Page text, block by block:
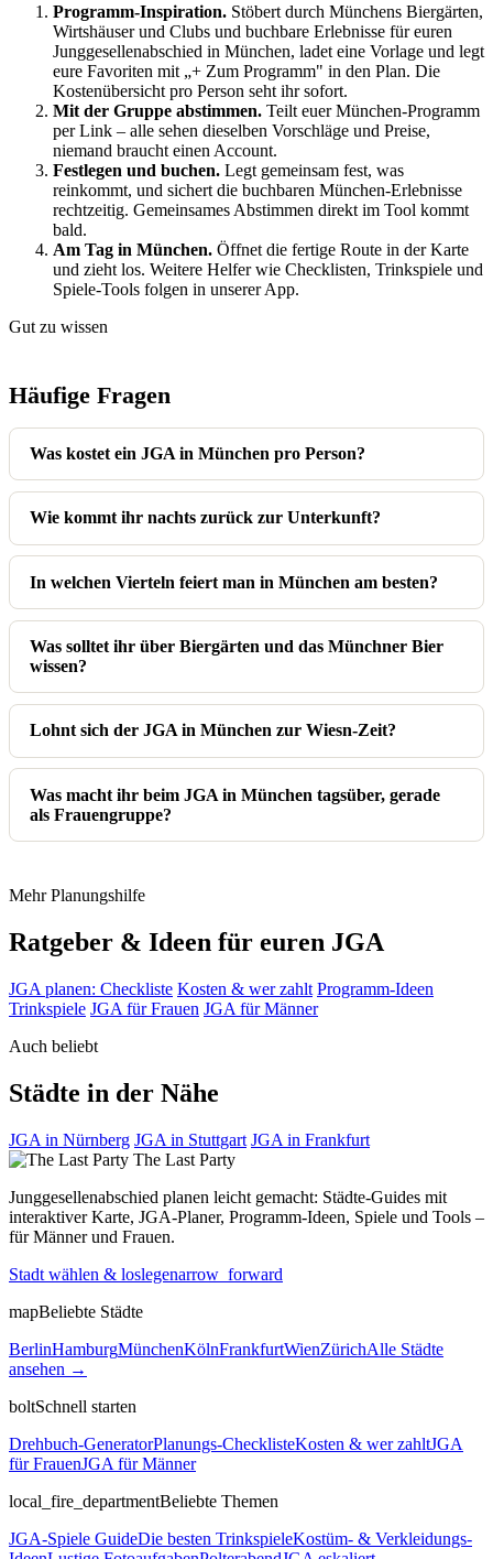
Programm-Inspiration. Stöbert durch Münchens Biergärten,
Wirtshäuser und Clubs und buchbare Erlebnisse für euren
Junggesellenabschied in München, ladet eine Vorlage und legt
eure Favoriten mit „+ Zum Programm" in den Plan. Die
Kostenübersicht pro Person seht ihr sofort.
Mit der Gruppe abstimmen. Teilt euer München-Programm
per Link – alle sehen dieselben Vorschläge und Preise,
niemand braucht einen Account.
Festlegen und buchen. Legt gemeinsam fest, was
reinkommt, und sichert die buchbaren München-Erlebnisse
rechtzeitig. Gemeinsames Abstimmen direkt im Tool kommt
bald.
Am Tag in München. Öffnet die fertige Route in der Karte
und zieht los. Weitere Helfer wie Checklisten, Trinkspiele und
Spiele-Tools folgen in unserer App.
Gut zu wissen
Häufige Fragen
Was kostet ein JGA in München pro Person?
Wie kommt ihr nachts zurück zur Unterkunft?
In welchen Vierteln feiert man in München am besten?
Was solltet ihr über Biergärten und das Münchner Bier
wissen?
Lohnt sich der JGA in München zur Wiesn-Zeit?
Was macht ihr beim JGA in München tagsüber, gerade
als Frauengruppe?
Mehr Planungshilfe
Ratgeber & Ideen für euren JGA
JGA planen: Checkliste Kosten & wer zahlt Programm-Ideen
Trinkspiele JGA für Frauen JGA für Männer
Auch beliebt
Städte in der Nähe
JGA in Nürnberg JGA in Stuttgart JGA in Frankfurt
The Last Party
Junggesellenabschied planen leicht gemacht: Städte-Guides mit
interaktiver Karte, JGA-Planer, Programm-Ideen, Spiele und Tools –
für Männer und Frauen.
Stadt wählen & loslegenarrow_forward
mapBeliebte Städte
BerlinHamburgMünchenKölnFrankfurtWienZürichAlle Städte
ansehen →
boltSchnell starten
Drehbuch-GeneratorPlanungs-ChecklisteKosten & wer zahltJGA
für FrauenJGA für Männer
local_fire_departmentBeliebte Themen
JGA-Spiele GuideDie besten TrinkspieleKostüm- & Verkleidungs-